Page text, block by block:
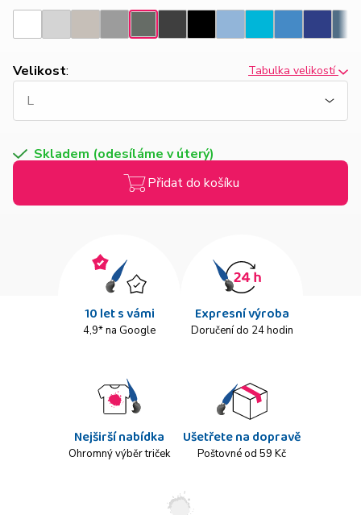
šedýšedášedýbřidlicegray
modrá
modrámodrá
Velikost: Tabulka velikostí
Skladem (odesíláme v úterý)
Přidat do košíku
10 let s vámi
4,9* na Google
Expresní výroba
Doručení do 24 hodin
Nejširší nabídka
Ohromný výběr triček
Ušetřete na dopravě
Poštovné od 59 Kč